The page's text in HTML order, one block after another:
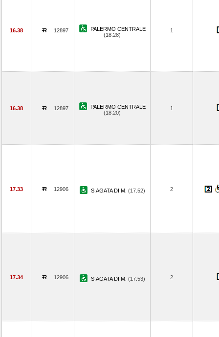
16.38 12897
PALERMO CENTRALE
(18.28)
1
16.38 12897
PALERMO CENTRALE
(18.20)
1
17.33 12906 S.AGATA DI M. (17.52) 2
17.34 12906 S.AGATA DI M. (17.53) 2